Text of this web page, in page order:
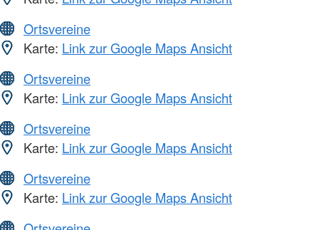
Ortsvereine
Karte: Link zur Google Maps Ansicht
Ortsvereine
Karte: Link zur Google Maps Ansicht
Ortsvereine
Karte: Link zur Google Maps Ansicht
Ortsvereine
Karte: Link zur Google Maps Ansicht